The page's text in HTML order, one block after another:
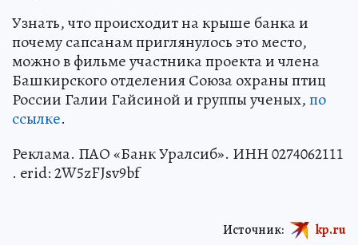
Узнать, что происходит на крыше банка и
почему сапсанам приглянулось это место,
можно в фильме участника проекта и члена
Башкирского отделения Союза охраны птиц
России Галии Гайсиной и группы ученых,по
ссылке.
Реклама. ПАО «Банк Уралсиб». ИНН 0274062111
. erid: 2W5zFJsv9bf
Источник: kp.ru